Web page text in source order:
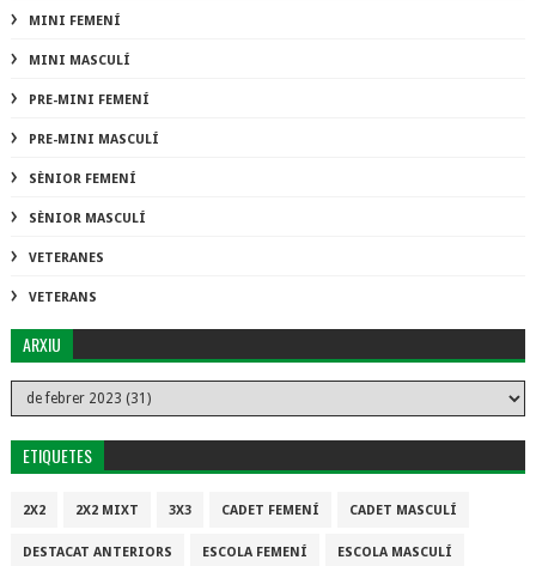
MINI FEMENÍ
MINI MASCULÍ
PRE-MINI FEMENÍ
PRE-MINI MASCULÍ
SÈNIOR FEMENÍ
SÈNIOR MASCULÍ
VETERANES
VETERANS
ARXIU
ETIQUETES
2X2 2X2 MIXT 3X3 CADET FEMENÍ CADET MASCULÍ
DESTACAT ANTERIORS ESCOLA FEMENÍ ESCOLA MASCULÍ